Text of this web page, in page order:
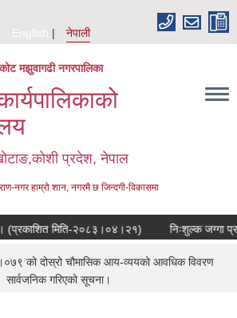
English
नेपाली
मझुवागढी नगरपालिका
प्रदेश, नेपाल
नगर हाम्रो शान, नगरमै छ जिन्दगी-विकासमा
मिति-२०८३।०४।२१) निःशुल्क जग्गा
को दोस्रो चौमासिक आय-व्ययको आवधिक विवरण
सार्वजनिक गरिएको सूचना।